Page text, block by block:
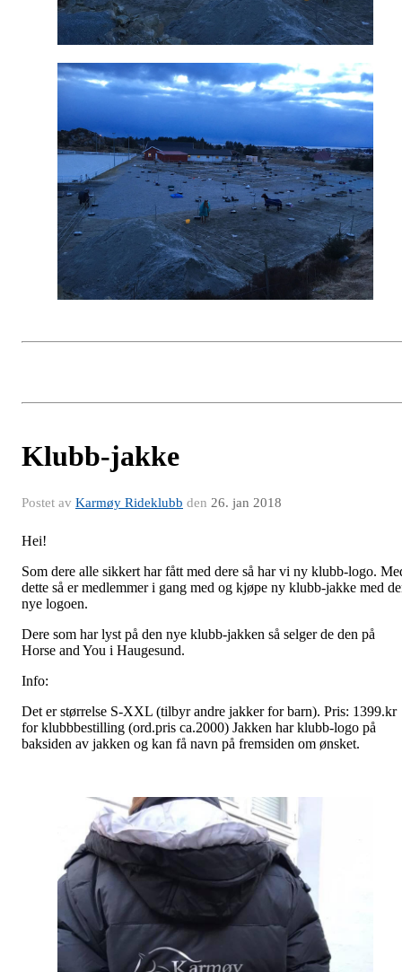
Klubb-jakke
Postet av Karmøy Rideklubb den 26. jan 2018
Hei!
Som dere alle sikkert har fått med dere så har vi ny klubb-logo.
dette så er medlemmer i gang med og kjøpe ny klubb-jakke med
nye logoen.
Dere som har lyst på den nye klubb-jakken så selger de den på
Horse and You i Haugesund.
Info:
Det er størrelse S-XXL (tilbyr andre jakker for barn). Pris: 1399.kr
for klubbbestilling (ord.pris ca.2000) Jakken har klubb-logo på
baksiden av jakken og kan få navn på fremsiden om ønsket.